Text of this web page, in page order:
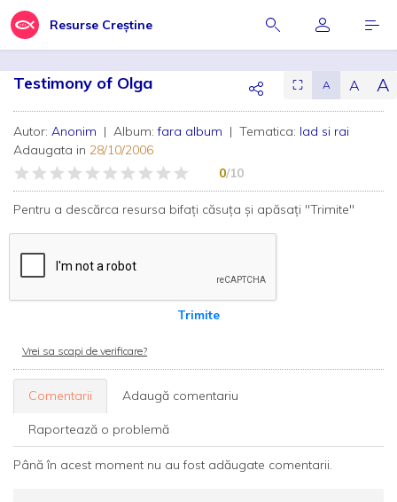
Resurse Creștine
Testimony of Olga ⛶ A A A
Autor: Anonim | Album:fara album | Tematica: Iad si rai
Adaugata in 28/10/2006
0/10
Pentru a descărca resursa bifați căsuța și apăsați "Trimite"
Trimite
Vrei sa scapi de verificare?
Comentarii Adaugă comentariu
Raportează o problemă
Până în acest moment nu au fost adăugate comentarii.